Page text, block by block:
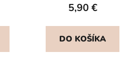
5,90 €
DO KOŠÍKA